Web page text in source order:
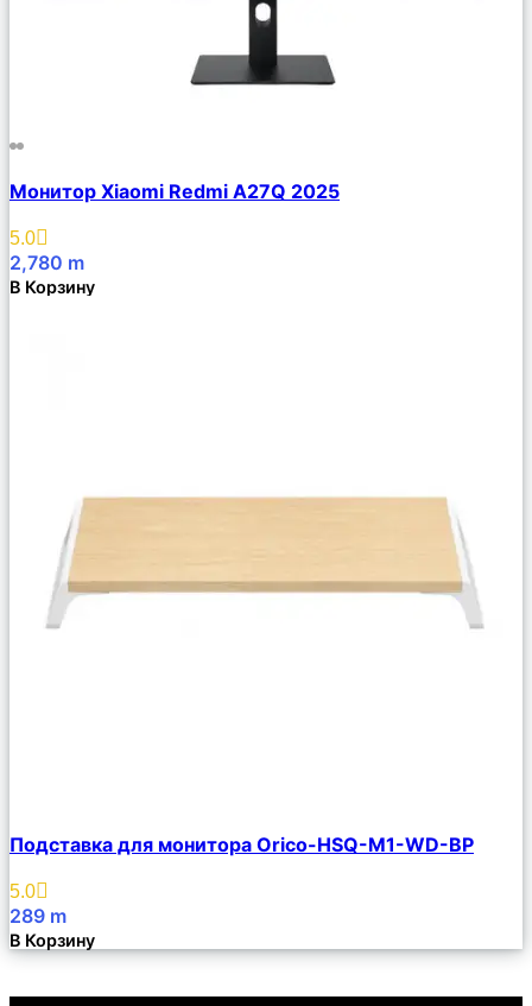
Описание
Избранное
Монитор Xiaomi Redmi A27Q 2025
5.0
2,780 m
В Корзину
Описание
Избранное
Подставка для монитора Orico-HSQ-M1-WD-BP
5.0
289 m
В Корзину